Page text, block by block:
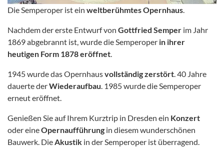
Die Semperoper ist ein weltberühmtes Opernhaus
Nachdem der erste Entwurf von Gottfried Semper im Jahr
1869 abgebrannt ist, wurde die Semperoper in ihrer
heutigen Form 1878 eröffnet
1945 wurde das Opernhausvollständig zerstört . 40 Jahre
dauerte derWiederaufbau . 1985 wurde die Semperoper
erneut eröffnet.
Genießen Sie auf Ihrem Kurztrip in Dresden ein Konzert
oder eineOpernaufführung in diesem wunderschönen
Bauwerk. Die Akustik in der Semperoper ist überragend.